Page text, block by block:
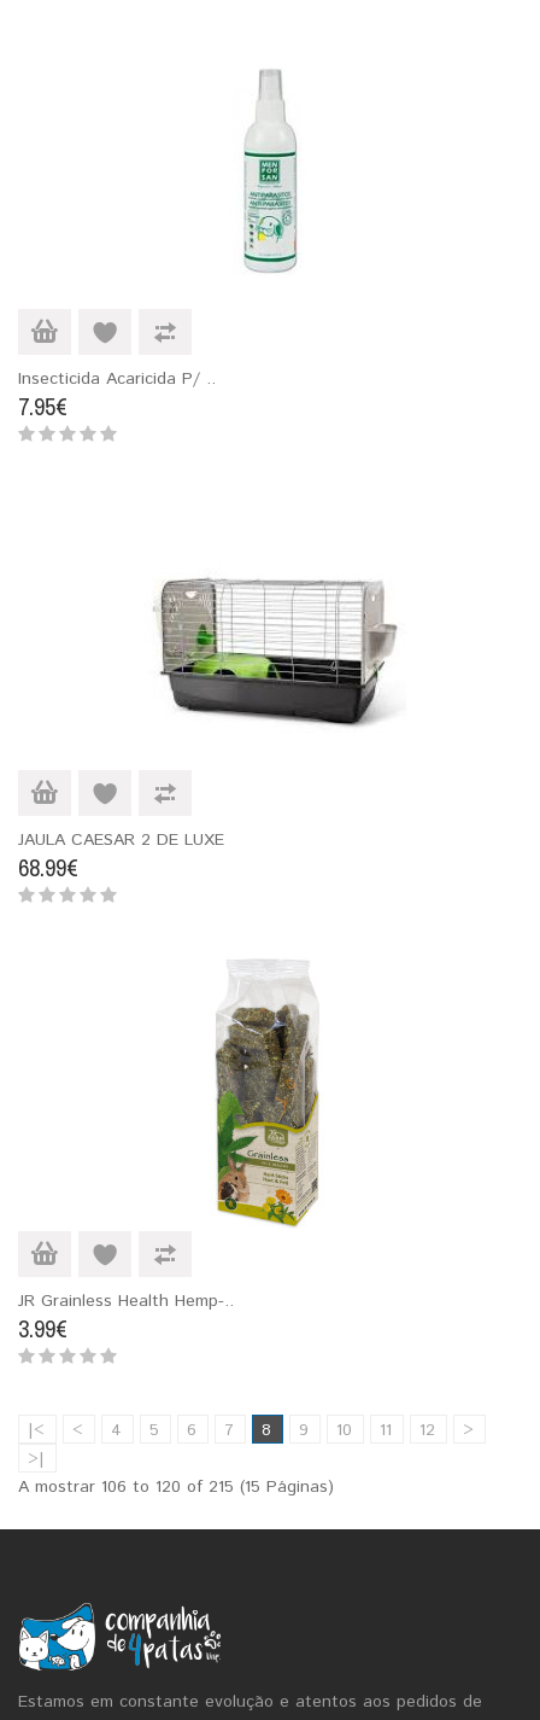
Insecticida Acaricida P/ ..
7.95€
JAULA CAESAR 2 DE LUXE
68.99€
JR Grainless Health Hemp-..
3.99€
|< < 4 5 6 7 8 9 10 11 12
>
>|
A mostrar 106 to 120 of 215 (15 Páginas)
Estamos em constante evolução e atentos aos pedidos de